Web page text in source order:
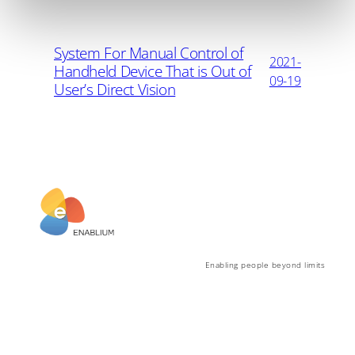
System For Manual Control of
Handheld Device That is Out of
User’s Direct Vision
2021-
09-19
Enabling people beyond limits